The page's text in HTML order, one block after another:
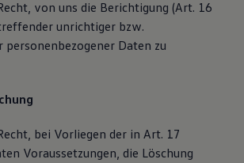
von uns die Berichtigung (Art. 16
unrichtiger bzw.
Daten zu
bei Vorliegen der in Art. 17
Voraussetzungen, die Löschung